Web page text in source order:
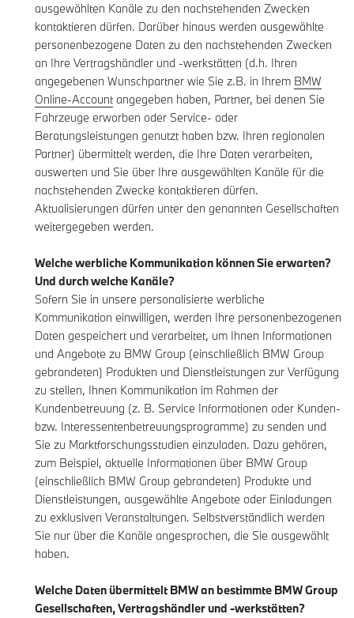
ausgewählten Kanäle zu den nachstehenden Zwecken
kontaktieren dürfen. Darüber hinaus werden ausgewählte
personenbezogene Daten zu den nachstehenden Zwecken
an Ihre Vertragshändler und -werkstätten (d.h. Ihren
angegebenen Wunschpartner wie Sie z.B. in Ihrem BMW
Online-Accountangegeben haben, Partner, bei denen Sie
Fahrzeuge erworben oder Service- oder
Beratungsleistungen genutzt haben bzw. Ihren regionalen
Partner) übermittelt werden, die Ihre Daten verarbeiten,
auswerten und Sie über Ihre ausgewählten Kanäle für die
nachstehenden Zwecke kontaktieren dürfen.
Aktualisierungen dürfen unter den genannten Gesellschaften
weitergegeben werden.
Welche werbliche Kommunikation können Sie erwarten?
Und durch welche Kanäle?
Sofern Sie in unsere personalisierte werbliche
Kommunikation einwilligen, werden Ihre personenbezogenen
Daten gespeichert und verarbeitet, um Ihnen Informationen
und Angebote zu BMW Group (einschließlich BMW Group
gebrandeten) Produkten und Dienstleistungen zur Verfügung
zu stellen, Ihnen Kommunikation im Rahmen der
Kundenbetreuung (z. B. Service Informationen oder Kunden-
bzw. Interessentenbetreuungsprogramme) zu senden und
Sie zu Marktforschungsstudien einzuladen. Dazu gehören,
zum Beispiel, aktuelle Informationen über BMW Group
(einschließlich BMW Group gebrandeten) Produkte und
Dienstleistungen, ausgewählte Angebote oder Einladungen
zu exklusiven Veranstaltungen. Selbstverständlich werden
Sie nur über die Kanäle angesprochen, die Sie ausgewählt
haben.
Welche Daten übermittelt BMW an bestimmte BMW Group
Gesellschaften, Vertragshändler und -werkstätten?